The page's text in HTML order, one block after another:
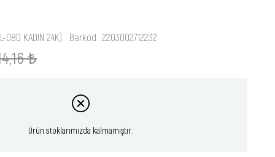
080 KADIN 24K) Barkod : 2203002712232
₺
Ürün stoklarımızda kalmamıştır.